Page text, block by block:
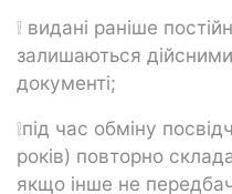
❕ видані раніше
залишаються
документі;
❕під час обміну
років) повторно
якщо інше не